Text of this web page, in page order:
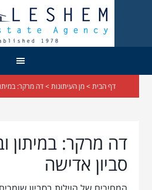
דף הבית>מן העיתונות> דה מרקר:
דה מרקר: במיתון
סביון אדישה